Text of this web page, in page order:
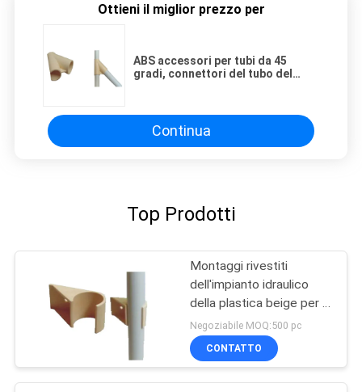
Ottieni il miglior prezzo per
ABS accessori per tubi da 45
gradi, connettori del tubo del
Continua
Top Prodotti
Montaggi rivestiti
dell'impianto idraulico
della plastica beige per il
sistema dello scaffale di
tubo di DIY
Negoziabile MOQ:500 pc
CONTATTO